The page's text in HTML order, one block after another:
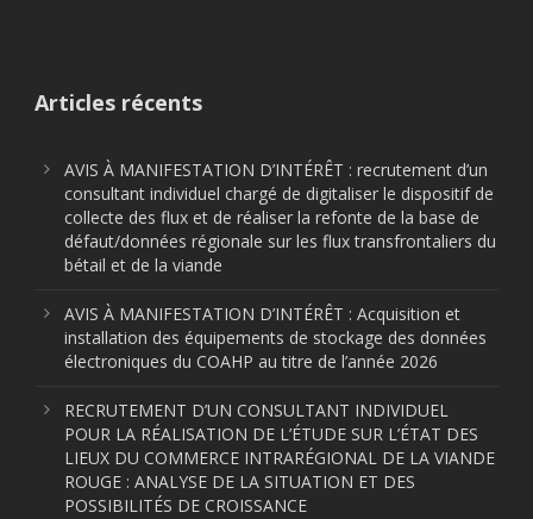
Articles récents
AVIS À MANIFESTATION D’INTÉRÊT : recrutement d’un
consultant individuel chargé de digitaliser le dispositif de
collecte des flux et de réaliser la refonte de la base de
défaut/données régionale sur les flux transfrontaliers du
bétail et de la viande
AVIS À MANIFESTATION D’INTÉRÊT : Acquisition et
installation des équipements de stockage des données
électroniques du COAHP au titre de l’année 2026
RECRUTEMENT D’UN CONSULTANT INDIVIDUEL
POUR LA RÉALISATION DE L’ÉTUDE SUR L’ÉTAT DES
LIEUX DU COMMERCE INTRARÉGIONAL DE LA VIANDE
ROUGE : ANALYSE DE LA SITUATION ET DES
POSSIBILITÉS DE CROISSANCE